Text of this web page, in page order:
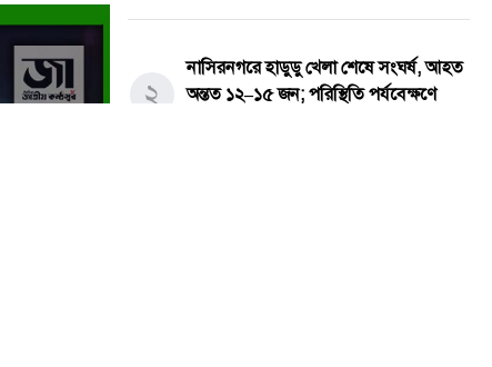
২
নাসিরনগরে হাডুডু খেলা শেষে সংঘর্ষ, আহত
অন্তত ১২–১৫ জন; পরিস্থিতি পর্যবেক্ষণে